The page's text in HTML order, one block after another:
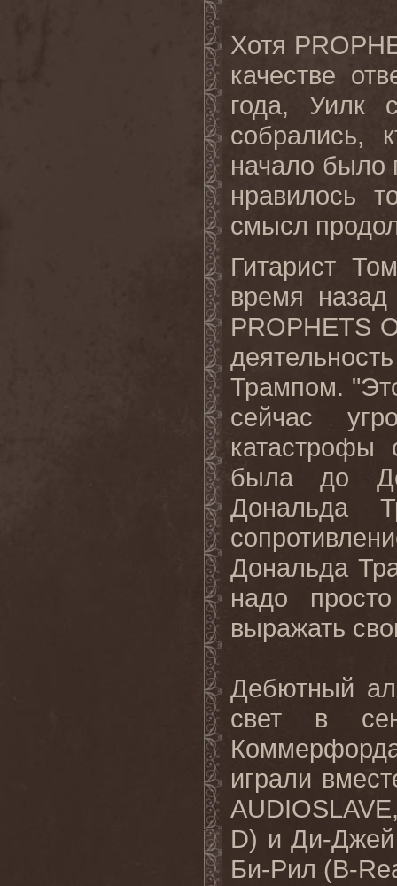
Хотя
качестве
года, Уилк
собрались,
начало было
нравилось
смысл
Гитарист
время
PROPHETS
Трампом.
сейчас
катастрофы
была до
Дональда
Дональда
надо
выражать
Дебютный
свет в
играли
AUDIOSLAVE
D) и Ди-
Би-Рил (B-